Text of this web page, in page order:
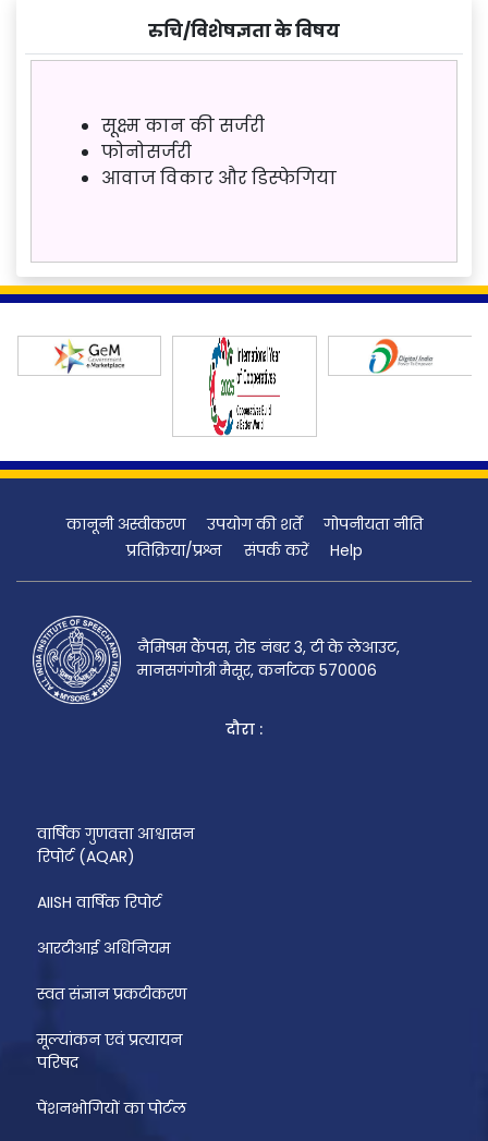
रुचि/विशेषज्ञता के विषय
सूक्ष्म कान की सर्जरी
फोनोसर्जरी
आवाज विकार और डिस्फेगिया
कानूनी अस्वीकरण उपयोग की शर्तें
गोपनीयता नीति
प्रतिक्रिया/प्रश्न
संपर्क करें Help
नैमिषम कैंपस, रोड नंबर 3, टी के लेआउट,
मानसगंगोत्री मैसूर, कर्नाटक 570006
दौरा :
वार्षिक गुणवत्ता आश्वासन
रिपोर्ट (AQAR)
AIISH वार्षिक रिपोर्ट
आरटीआई अधिनियम
स्वत संज्ञान प्रकटीकरण
मूल्यांकन एवं प्रत्यायन
परिषद
पेंशनभोगियों का पोर्टल